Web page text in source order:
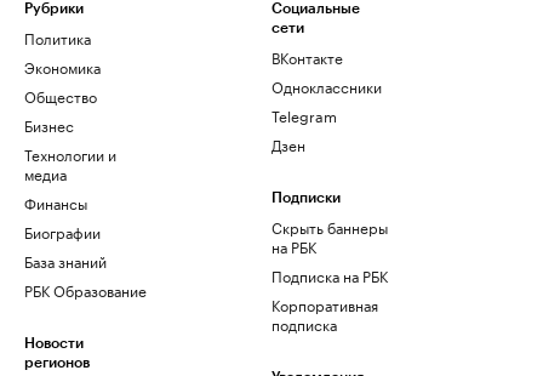
Рубрики
Политика
Экономика
Общество
Бизнес
Технологии и
медиа
Финансы
Биографии
База знаний
РБК Образование
Новости
регионов
Социальные
сети
ВКонтакте
Одноклассники
Telegram
Дзен
Подписки
Скрыть баннеры
на РБК
Подписка на РБК
Корпоративная
подписка